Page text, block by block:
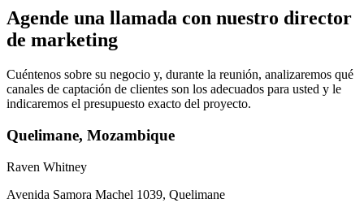
Agende una llamada con nuestro director
de marketing
Cuéntenos sobre su negocio y, durante la reunión, analizaremos qué
canales de captación de clientes son los adecuados para usted y le
indicaremos el presupuesto exacto del proyecto.
Quelimane, Mozambique
Raven Whitney
Avenida Samora Machel 1039, Quelimane